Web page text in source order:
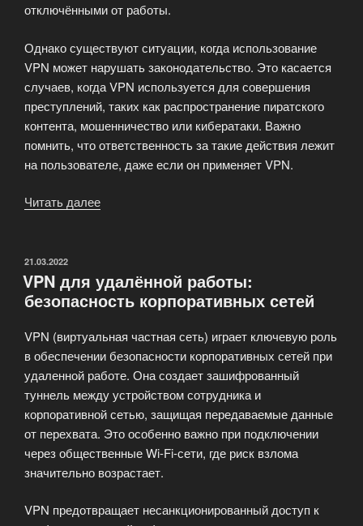
отключёнными от работы.
Однако существуют ситуации, когда использование
VPN может нарушать законодательство. Это касается
случаев, когда VPN используется для совершения
преступлений, таких как распространение пиратского
контента, мошенничество или кибератаки. Важно
помнить, что ответственность за такие действия лежит
на пользователе, даже если он применяет VPN.
Читать далее
что
законно,
что
нет?»
ОПУБЛИКОВАНО
21.03.2022
VPN для удалённой работы:
безопасность корпоративных сетей
VPN (виртуальная частная сеть) играет ключевую роль
в обеспечении безопасности корпоративных сетей при
удаленной работе. Она создает зашифрованный
туннель между устройством сотрудника и
корпоративной сетью, защищая передаваемые данные
от перехвата. Это особенно важно при подключении
через общественные Wi-Fi-сети, где риск взлома
значительно возрастает.
VPN предотвращает несанкционированный доступ к